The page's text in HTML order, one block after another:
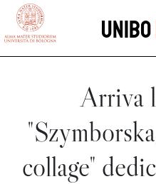
vai al contenuto della pagina
Unibo
Arriva
collage"